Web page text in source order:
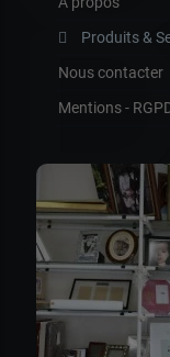
Produits &
Nous contacter
Mentions -